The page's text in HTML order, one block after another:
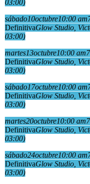
03:00)
sábado10octubre10:00 am
DefinitivaGlow Studio ,
03:00)
martes13octubre10:00 am
DefinitivaGlow Studio ,
03:00)
sábado17octubre10:00 am
DefinitivaGlow Studio ,
03:00)
martes20octubre10:00 am
DefinitivaGlow Studio ,
03:00)
sábado24octubre10:00 am
DefinitivaGlow Studio ,
03:00)